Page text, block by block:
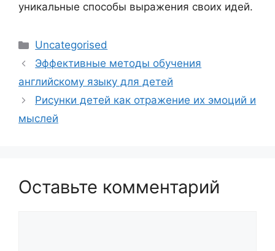
уникальные способы выражения своих идей.
Рубрики
Uncategorised
Эффективные методы обучения
английскому языку для детей
Рисунки детей как отражение их эмоций и
мыслей
Оставьте комментарий